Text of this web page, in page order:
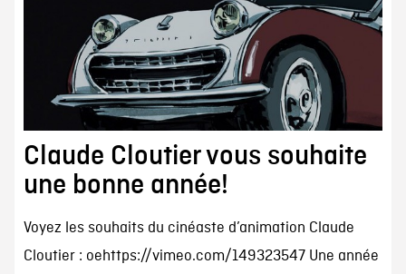
Claude Cloutier vous souhaite
une bonne année!
Voyez les souhaits du cinéaste d’animation Claude
Cloutier : oehttps://vimeo.com/149323547 Une année